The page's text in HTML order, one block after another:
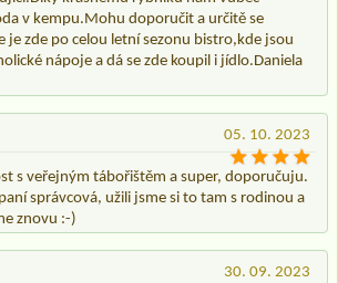
v kempu.Mohu doporučit a určitě se
je zde po celou letní sezonu bistro,kde jsou
nápoje a dá se zde koupil i jídlo.Daniela
05. 10. 2023
s veřejným tábořištěm a super, doporučuju.
správcová, užili jsme si to tam s rodinou a
znovu :-)
30. 09. 2023